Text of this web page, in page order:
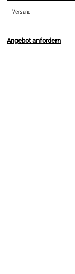
Versand
Angebot anfordern